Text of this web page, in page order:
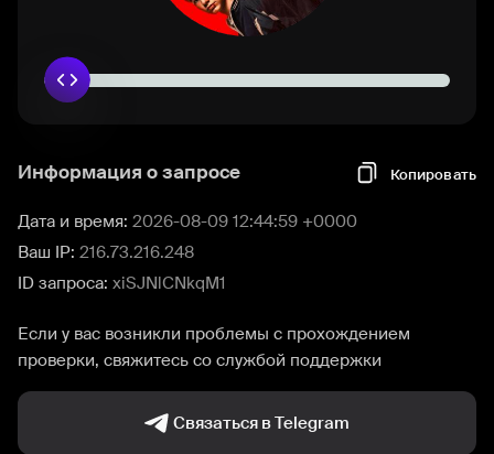
Информация о запросе Копировать
Дата и время: 2026-08-09 12:44:59 +0000
Ваш IP: 216.73.216.248
ID запроса: xiSJNlCNkqM1
Если у вас возникли проблемы с прохождением
проверки, свяжитесь со службой поддержки
Связаться в Telegram